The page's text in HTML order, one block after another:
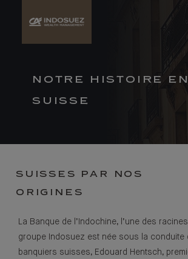
NOTRE HISTOIRE EN
SUISSE
SUISSES PAR NOS
ORIGINES
La Banque de l’Indochine, l’une des
groupe Indosuez est née sous la conduite
banquiers suisses, Edouard Hentsch,